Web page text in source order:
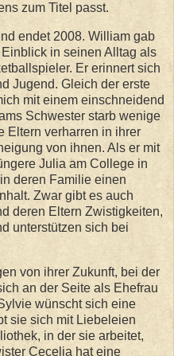
zum Titel passt.
endet 2008. William gab
in seinen Alltag als
Er erinnert sich
Jugend. Gleich der erste
mit einem einschneidend
Schwester starb wenige
Eltern verharren in ihrer
von ihnen. Als er mit
Julia am College in
deren Familie einen
Zwar gibt es auch
deren Eltern Zwistigkeiten,
unterstützen sich bei
von ihrer Zukunft, bei der
an der Seite als Ehefrau
wünscht sich eine
sie sich mit Liebeleien
in der sie arbeitet,
Cecelia hat eine